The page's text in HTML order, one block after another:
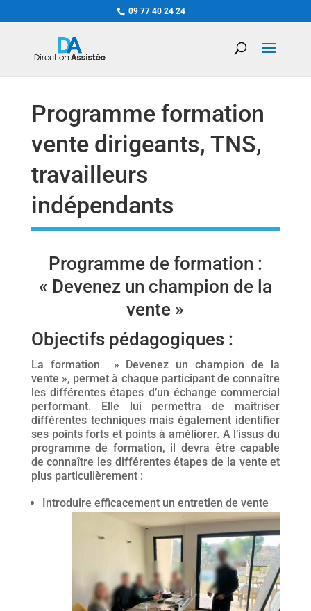
09 77 40 24 24
Programme formation
vente dirigeants, TNS,
travailleurs
indépendants
Programme de formation :
« Devenez un champion de la
vente »
Objectifs pédagogiques :
La formation » Devenez un champion de la
vente », permet à chaque participant de connaître
les différentes étapes d’un échange commercial
performant. Elle lui permettra de maitriser
différentes techniques mais également identifier
ses points forts et points à améliorer. A l’issus du
programme de formation, il devra être capable
de connaître les différentes étapes de la vente et
plus particulièrement :
Introduire efficacement un entretien de vente